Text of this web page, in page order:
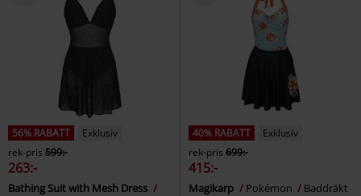
56% RABATT
Exklusiv
rek-pris 599:-
263:-
Bathing Suit with Mesh Dress
40% RABATT
Exklusiv
rek-pris 699:-
415:-
Magikarp Pokémon Baddräkt